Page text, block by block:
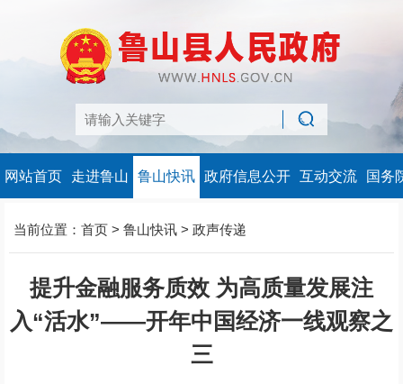
网站首页 走进鲁山 鲁山快讯 政府信息公开 互动交流 国务
当前位置： 首页 > 鲁山快讯 > 政声传递
提升金融服务质效 为高质量发展注
入“活水”——开年中国经济一线观察之
三